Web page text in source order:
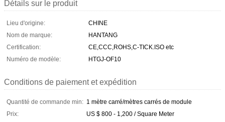
Détails sur le produit
Lieu d'origine:
CHINE
Nom de marque:
HANTANG
Certification:
CE,CCC,ROHS,C-TICK.ISO etc
Numéro de modèle:
HTGJ-OF10
Conditions de paiement et expédition
Quantité de commande min: 1 mètre carré/mètres carrés de module
Prix:
US $ 800 - 1,200 / Square Meter